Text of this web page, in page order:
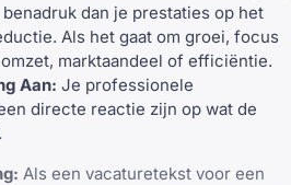
dan je prestaties op het
Als het gaat om groei, focus
marktaandeel of efficiëntie.
Aan: Je professionele
directe reactie zijn op wat de
Als een vacaturetekst voor een